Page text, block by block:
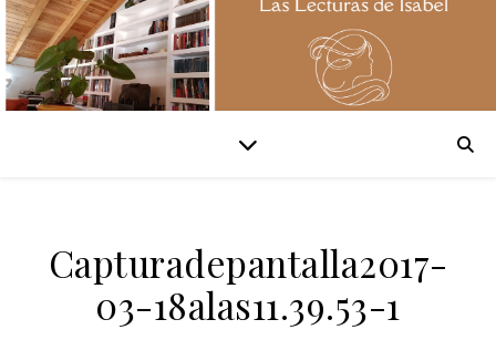
Capturadepantalla2017-
03-18alas11.39.53-1